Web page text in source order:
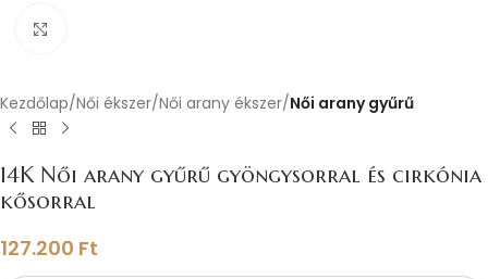
Kezdőlap Női ékszer Női arany ékszer Női arany gyűrű
14K Női arany gyűrű gyöngysorral és cirkónia
kősorral
127.200 Ft